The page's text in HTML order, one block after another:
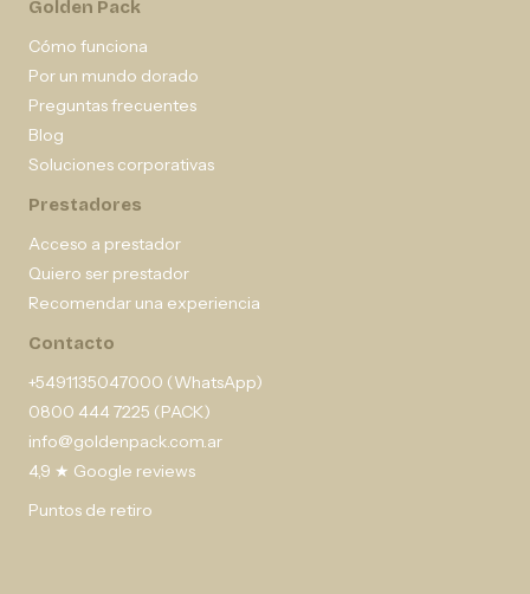
Golden Pack
Cómo funciona
Por un mundo dorado
Preguntas frecuentes
Blog
Soluciones corporativas
Prestadores
Acceso a prestador
Quiero ser prestador
Recomendar una experiencia
Contacto
+5491135047000 (WhatsApp)
0800 444 7225 (PACK)
info@goldenpack.com.ar
4,9 ★ Google reviews
Puntos de retiro